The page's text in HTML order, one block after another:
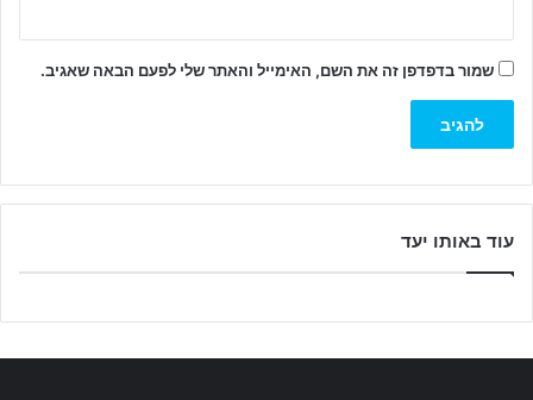
שמור בדפדפן זה את השם, האימייל והאתר שלי לפעם הבאה שאגיב.
עוד באותו יעד